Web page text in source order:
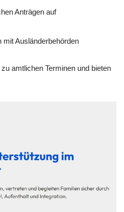
Anträgen auf
mit Ausländerbehörden
amtlichen Terminen und bieten